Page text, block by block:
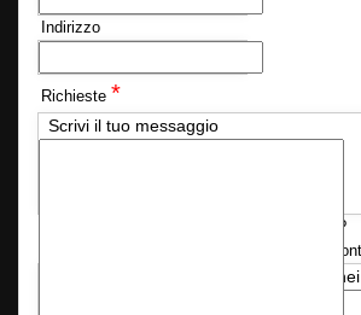
Indirizzo
Richieste *
Scrivi il tuo messaggio
Disponi già delle autorizzazioni necessarie?
Quando desideri essere
Indica i giorni e l'orario